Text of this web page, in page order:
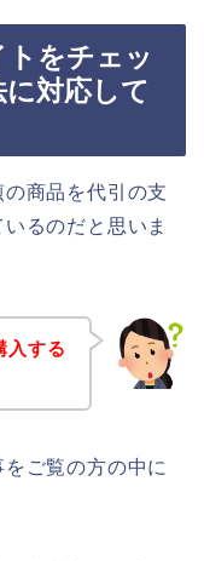
をチェッ
対応して
商品を代引の支
るのだと思いま
入する
ご覧の方の中に